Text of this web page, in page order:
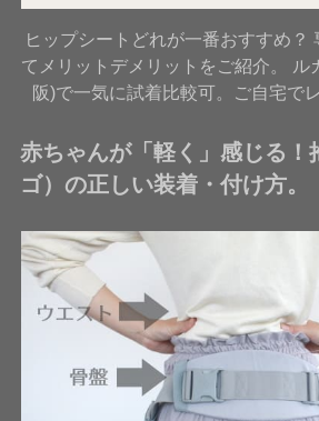
ヒップシートどれが一番おすすめ？
てメリットデメリットをご紹介。 ル
阪)で一気に試着比較可。ご自宅で
赤ちゃんが「軽く」感じる！
ゴ）の正しい装着・付け方。